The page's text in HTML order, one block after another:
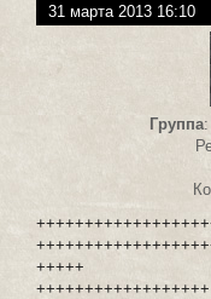
31 марта 2013 16:10
Группа:
+++++
++++++++++++++++++